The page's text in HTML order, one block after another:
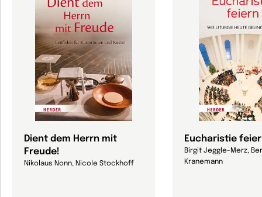
Dient dem Herrn mit
Freude!
Nikolaus Nonn, Nicole Stockhoff
Eucharistie
Birgit Jeggle-Merz,
Kranemann